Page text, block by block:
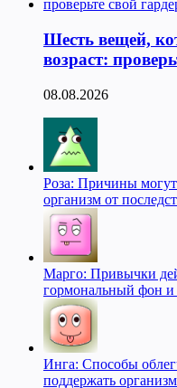
Шесть вещей,
возраст:
08.08.2026
Роза: Причины
организм от
Марго: Привычки
гормональный фон и
Инга: Способы
поддержать